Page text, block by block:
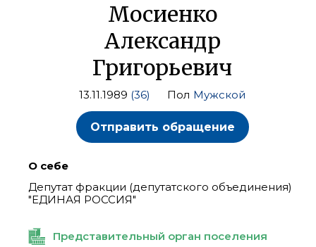
Мосиенко
Александр
Григорьевич
13.11.1989 (36) Пол Мужской
Отправить обращение
О себе
Депутат фракции (депутатского объединения)
"ЕДИНАЯ РОССИЯ"
Представительный орган поселения